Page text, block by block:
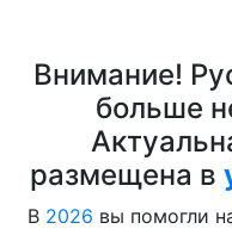
Внимание!
больше
размещена в
В 2026 вы помогли